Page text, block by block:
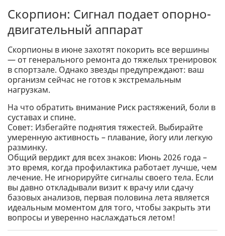
Скорпион: Сигнал подает опорно-
двигательный аппарат
Скорпионы в июне захотят покорить все вершины
— от генерального ремонта до тяжелых тренировок
в спортзале. Однако звезды предупреждают: ваш
организм сейчас не готов к экстремальным
нагрузкам.
На что обратить внимание Риск растяжений, боли в
суставах и спине.
Совет: Избегайте поднятия тяжестей. Выбирайте
умеренную активность – плавание, йогу или легкую
разминку.
Общий вердикт для всех знаков: Июнь 2026 года –
это время, когда профилактика работает лучше, чем
лечение. Не игнорируйте сигналы своего тела. Если
вы давно откладывали визит к врачу или сдачу
базовых анализов, первая половина лета является
идеальным моментом для того, чтобы закрыть эти
вопросы и уверенно наслаждаться летом!